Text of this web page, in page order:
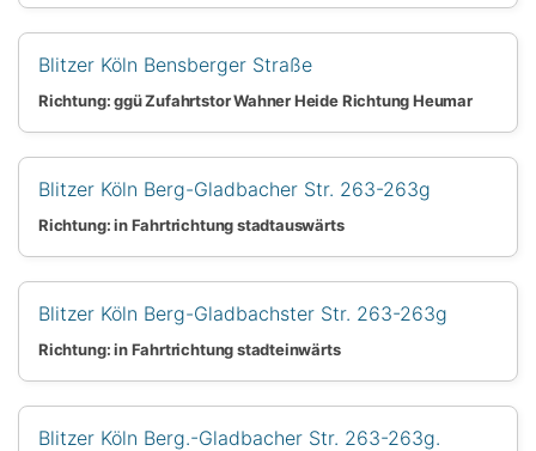
Blitzer Köln Bensberger Straße
Richtung: ggü Zufahrtstor Wahner Heide Richtung Heumar
Blitzer Köln Berg-Gladbacher Str. 263-263g
Richtung: in Fahrtrichtung stadtauswärts
Blitzer Köln Berg-Gladbachster Str. 263-263g
Richtung: in Fahrtrichtung stadteinwärts
Blitzer Köln Berg.-Gladbacher Str. 263-263g.